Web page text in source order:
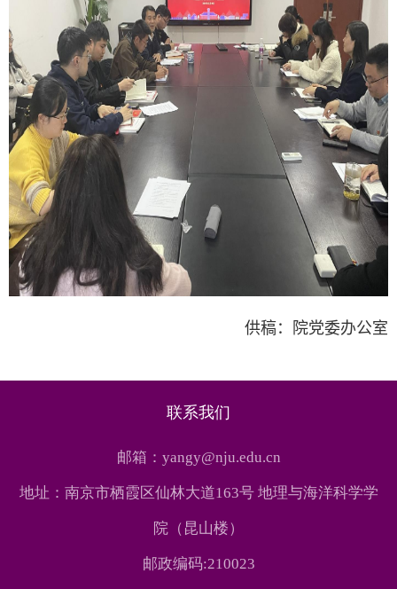
供稿：院党委办公室
联系我们
邮箱：yangy@nju.edu.cn
地址：南京市栖霞区仙林大道163号 地理与海洋科学学
院（昆山楼）
邮政编码:210023